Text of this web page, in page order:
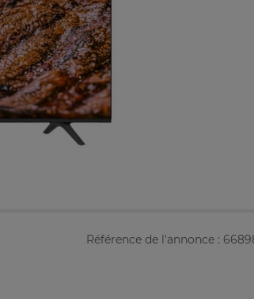
Référence de l'annonce :